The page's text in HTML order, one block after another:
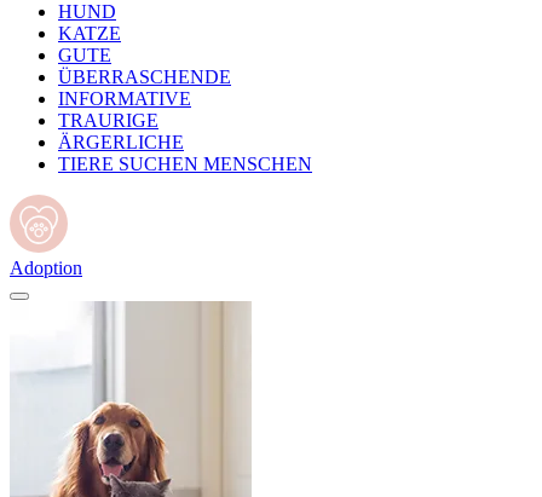
HUND
KATZE
GUTE
ÜBERRASCHENDE
INFORMATIVE
TRAURIGE
ÄRGERLICHE
TIERE SUCHEN MENSCHEN
Adoption